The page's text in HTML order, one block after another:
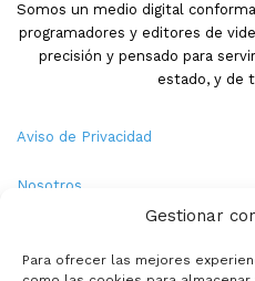
Gestionar
Para ofrecer las mejores
Somos un medio digital
programadores y editores de
precisión y pensado para
estado, y de
Aviso de Privacidad
Nosotros